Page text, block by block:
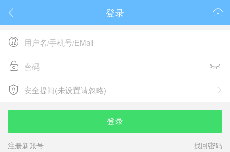
 
登录

 
 
安全提问(未设置请忽略)
安全提问(未设置请忽略)
登录
注册新账号
找回密码